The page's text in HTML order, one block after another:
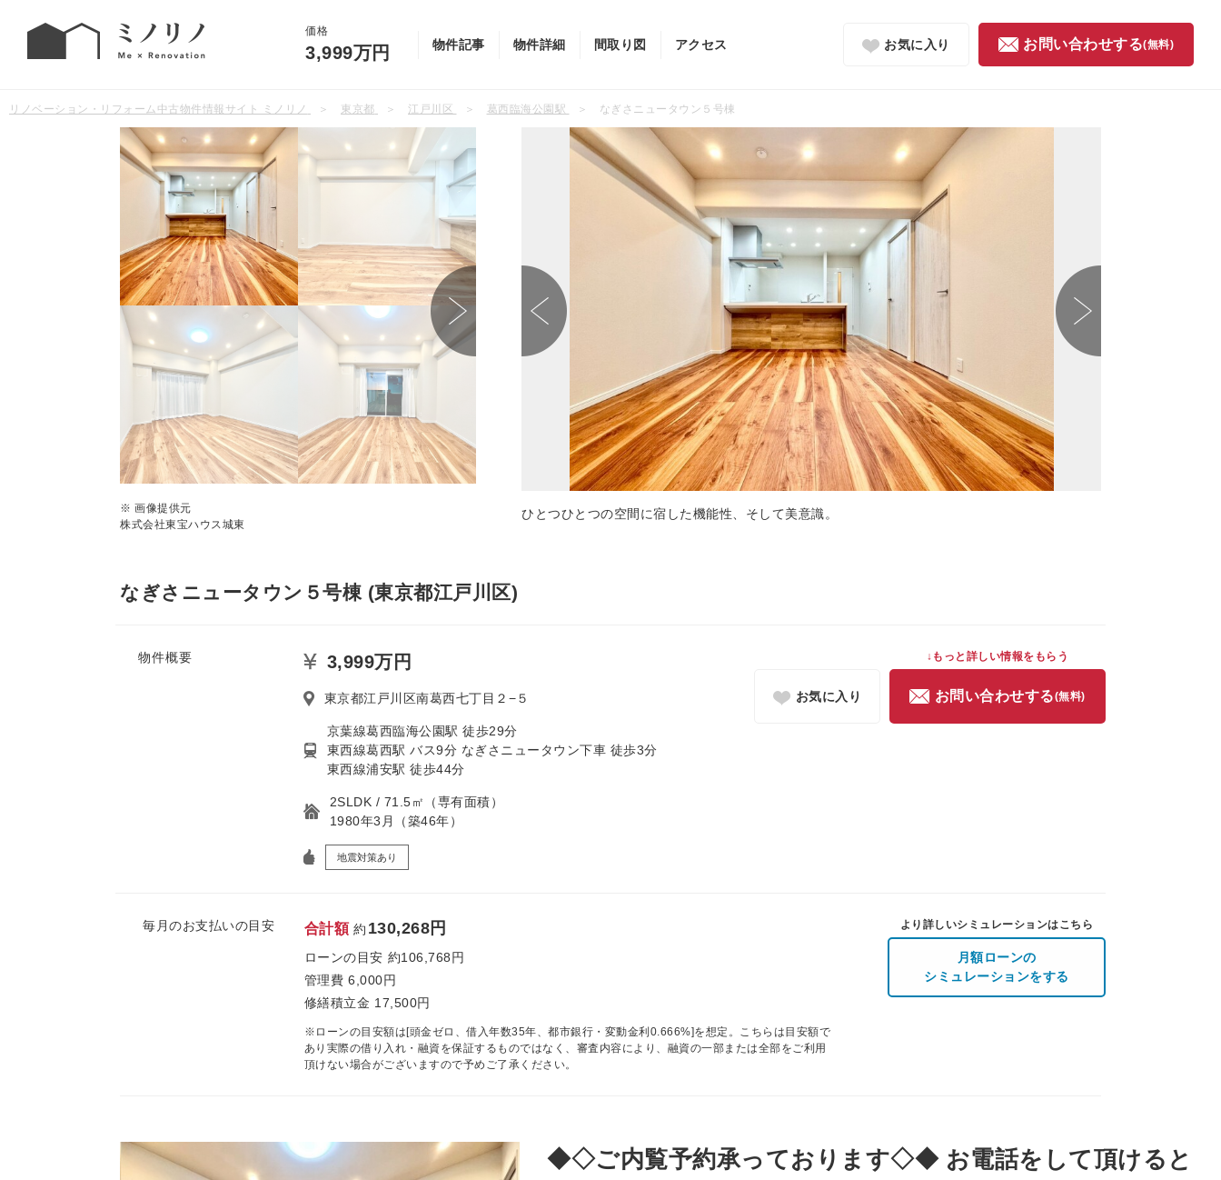
価格
3,999万円 物件記事 物件詳細 間取り図 アクセス お気に入り お問い合わせする(無料)
リノベーション・リフォーム中古物件情報サイト ミノリノ 東京都 江戸川区 葛西臨海公園駅 なぎさニュータウン５号棟
ひとつひとつの空間に宿した機能性、そして美意識。
※ 画像提供元
株式会社東宝ハウス城東
なぎさニュータウン５号棟 (東京都江戸川区)
物件概要 3,999万円
東京都江戸川区南葛西七丁目２−５
京葉線葛西臨海公園駅 徒歩29分
東西線葛西駅 バス9分 なぎさニュータウン下車 徒歩3分
東西線浦安駅 徒歩44分
2SLDK / 71.5㎡（専有面積）
1980年3月（築46年）
地震対策あり
お気に入り
↓もっと詳しい情報をもらう
お問い合わせする(無料)
毎月のお支払いの目安 合計額 約 130,268円
ローンの目安 約106,768円
管理費 6,000円
修繕積立金 17,500円
※ローンの目安額は[頭金ゼロ、借入年数35年、都市銀行・変動金利0.666%]を想定。こちらは目安額で
あり実際の借り入れ・融資を保証するものではなく、審査内容により、融資の一部または全部をご利用
頂けない場合がございますので予めご了承ください。
より詳しいシミュレーションはこちら
月額ローンの
シミュレーションをする
◆◇ご内覧予約承っております◇◆ お電話をして頂けると